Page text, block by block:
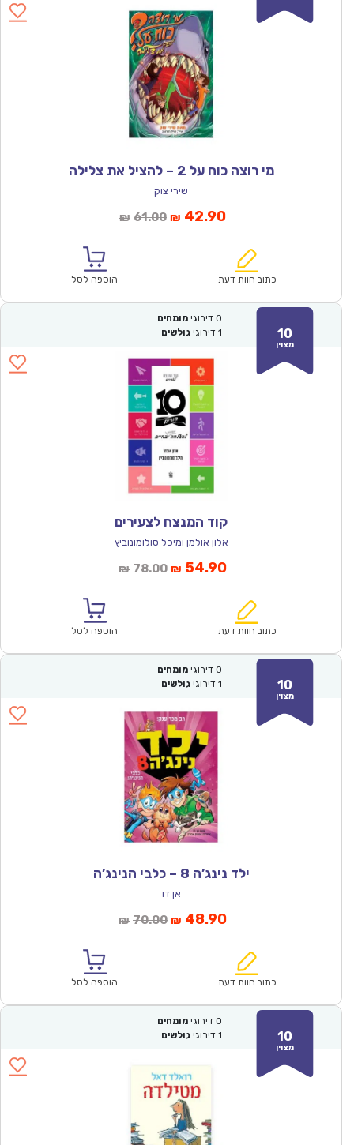
מי רוצה כוח על 2 – להציל את צלילה
שירי צוק
₪ 61.00המחיר
₪61.00.
₪ 42.90המחיר
הוא:
כתוב חוות דעת הוספה לסל
10
מצוין
0 דירוגי מומחים
1 דירוגי גולשים
קוד המנצח לצעירים
אלון אולמן ומיכל סולומונוביץ
₪ 78.00המחיר
₪78.00.
₪ 54.90המחיר
הוא:
כתוב חוות דעת הוספה לסל
10
מצוין
0 דירוגי מומחים
1 דירוגי גולשים
ילד נינג’ה 8 – כלבי הנינג’ה
אן דו
₪ 70.00המחיר
₪70.00.
₪ 48.90המחיר
הוא:
כתוב חוות דעת הוספה לסל
10
מצוין
0 דירוגי מומחים
1 דירוגי גולשים